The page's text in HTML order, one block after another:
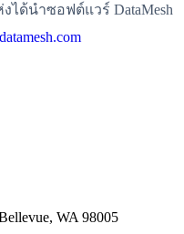
ด้นำซอฟต์แวร์ DataMesh
datamesh.com
WA 98005